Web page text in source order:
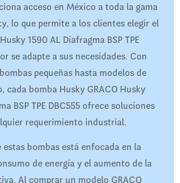
acceso en México a toda la gama
lo que permite a los clientes elegir el
1590 AL Diafragma BSP TPE
se adapte a sus necesidades. Con
pequeñas hasta modelos de
cada bomba Husky GRACO Husky
BSP TPE DBC555 ofrece soluciones
requerimiento industrial.
estas bombas está enfocada en la
de energía y el aumento de la
Al comprar un modelo GRACO